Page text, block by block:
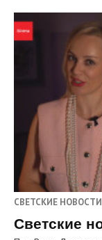
СВЕТСКИЕ
Светские